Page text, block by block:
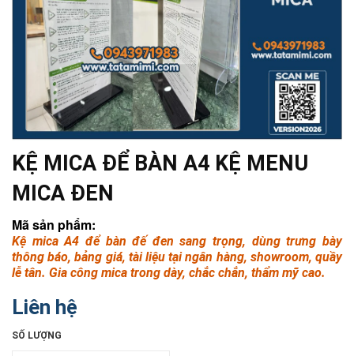
KỆ MICA ĐỂ BÀN A4 KỆ MENU
MICA ĐEN
Mã sản phẩm:
Kệ mica A4 để bàn đế đen sang trọng, dùng trưng bày
thông báo, bảng giá, tài liệu tại ngân hàng, showroom, quầy
lễ tân. Gia công mica trong dày, chắc chắn, thẩm mỹ cao.
Liên hệ
SỐ LƯỢNG